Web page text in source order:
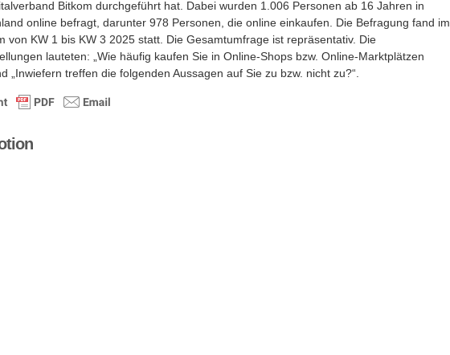
Bitkom durchgeführt hat. Dabei wurden 1.006 Personen ab 16 Jahren in
online befragt, darunter 978 Personen, die online einkaufen. Die Befragung fand im
von KW 1 bis KW 3 2025 statt. Die Gesamtumfrage ist repräsentativ. Die
lauteten: „Wie häufig kaufen Sie in Online-Shops bzw. Online-Marktplätzen
„Inwiefern treffen die folgenden Aussagen auf Sie zu bzw. nicht zu?“.